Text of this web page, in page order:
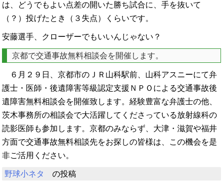
は、どうでもよい点差の開いた勝ち試合に、手を抜いて
（？）投げたとき（３失点）くらいです。
安藤選手、クローザーでもいいんじゃない？
京都で交通事故無料相談会を開催します。
６月２９日、京都市のＪＲ山科駅前、山科アスニーにて弁
護士・医師・後遺障害等級認定支援ＮＰＯによる交通事故後
遺障害無料相談会を開催致します。経験豊富な弁護士の他、
茨木事務所の相談会で大活躍してくださっている放射線科の
読影医師も参加します。京都のみならず、大津・滋賀や福井
方面で交通事故無料相談先をお探しの皆様は、この機会を是
非ご活用ください。
野球小ネタ の投稿